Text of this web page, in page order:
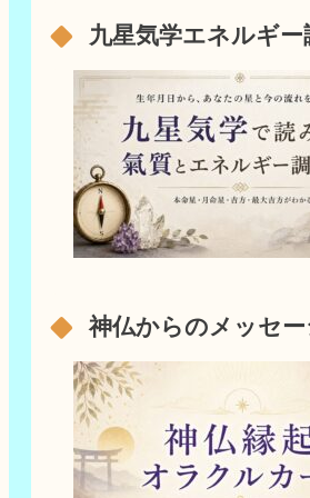
九星気学エネルギー
神仏からのメッセー